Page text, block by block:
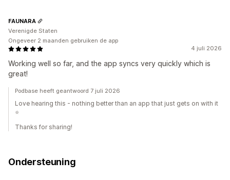
4 juli 2026
Working well so far, and the app syncs very quickly which is
great!
FAUNARA
Verenigde Staten
Ongeveer 2 maanden gebruiken de app
Podbase heeft geantwoord 7 juli 2026
Love hearing this - nothing better than an app that just gets on with it
⭐
Thanks for sharing!
Ondersteuning